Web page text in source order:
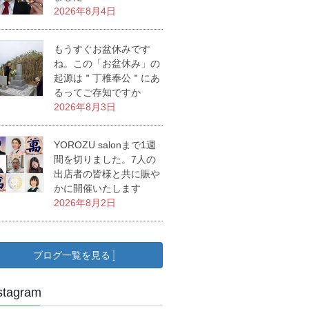
2026年8月4日
もうすぐお盆休みです
ね。この「お盆休み」の
起源は＂丁稚奉公＂にあ
るってご存知ですか
2026年8月3日
YOROZU salonまで1週
間を切りました。7人の
出店者の皆様と共に賑や
かに開催いたします
2026年8月2日
ブログ一覧を見る